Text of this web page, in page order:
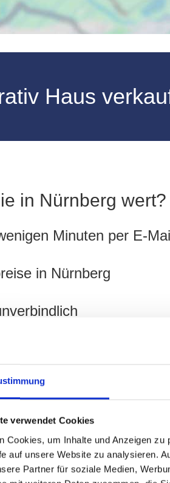
verwendet Cookies
Cookies, um Inhalte und Anzeigen
auf unsere Website zu analysieren.
Partner für soziale Medien,
Haus
in Nürnberg wert?
Minuten per E-
in Nürnberg
berechnen!